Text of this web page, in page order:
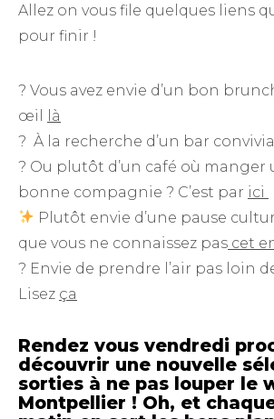
Allez on vous file quelques liens
pour finir !
? Vous avez envie d’un bon
œil
là
? À la recherche d’un bar
? Ou plutôt d’un café où manger
bonne compagnie ? C’est par ici
Plutôt envie d’une pause
que vous ne connaissez pas cet
? Envie de prendre l’air pas loin
Lisez ça
Rendez vous vendredi
découvrir une nouvelle
sorties à ne pas louper le
Montpellier ! Oh, et